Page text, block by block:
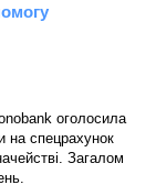
оголосила
на спецрахунок
Загалом